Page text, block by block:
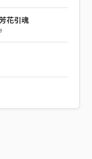
花引魂